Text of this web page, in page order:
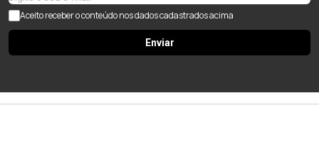
Aceito receber o conteúdo nos dados cadastrados acima
Enviar